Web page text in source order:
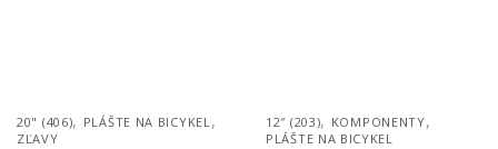
20" (406), PLÁŠTE NA BICYKEL,
ZĽAVY
12″ (203), KOMPONENTY,
PLÁŠTE NA BICYKEL